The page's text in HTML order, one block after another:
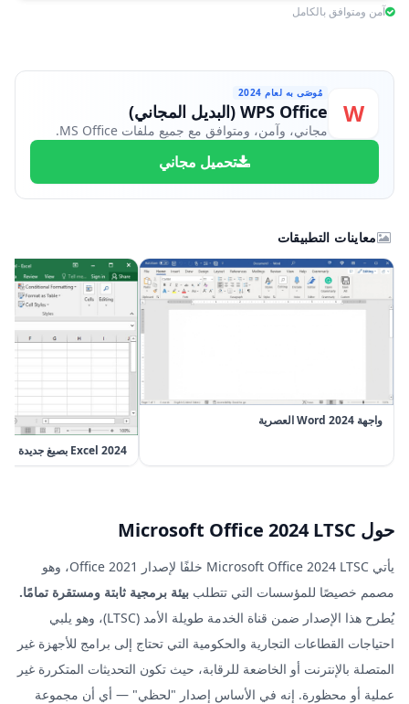
آمن ومتوافق بالكامل
W
مُوصَى به لعام 2024
WPS Office (البديل المجاني)
مجاني، وآمن، ومتوافق مع جميع ملفات MS Office.
تحميل مجاني
معاينات التطبيقات
واجهة Word 2024 العصرية
Excel 2024 بصيغ جديدة
حول Microsoft Office 2024 LTSC
يأتي Microsoft Office 2024 LTSC خلفًا لإصدار Office 2021، وهو
مصمم خصيصًا للمؤسسات التي تتطلب بيئة برمجية ثابتة ومستقرة تمامًا.
يُطرح هذا الإصدار ضمن قناة الخدمة طويلة الأمد (LTSC)، وهو يلبي
احتياجات القطاعات التجارية والحكومية التي تحتاج إلى برامج للأجهزة غير
المتصلة بالإنترنت أو الخاضعة للرقابة، حيث تكون التحديثات المتكررة غير
عملية أو محظورة. إنه في الأساس إصدار "لحظي" — أي أن مجموعة